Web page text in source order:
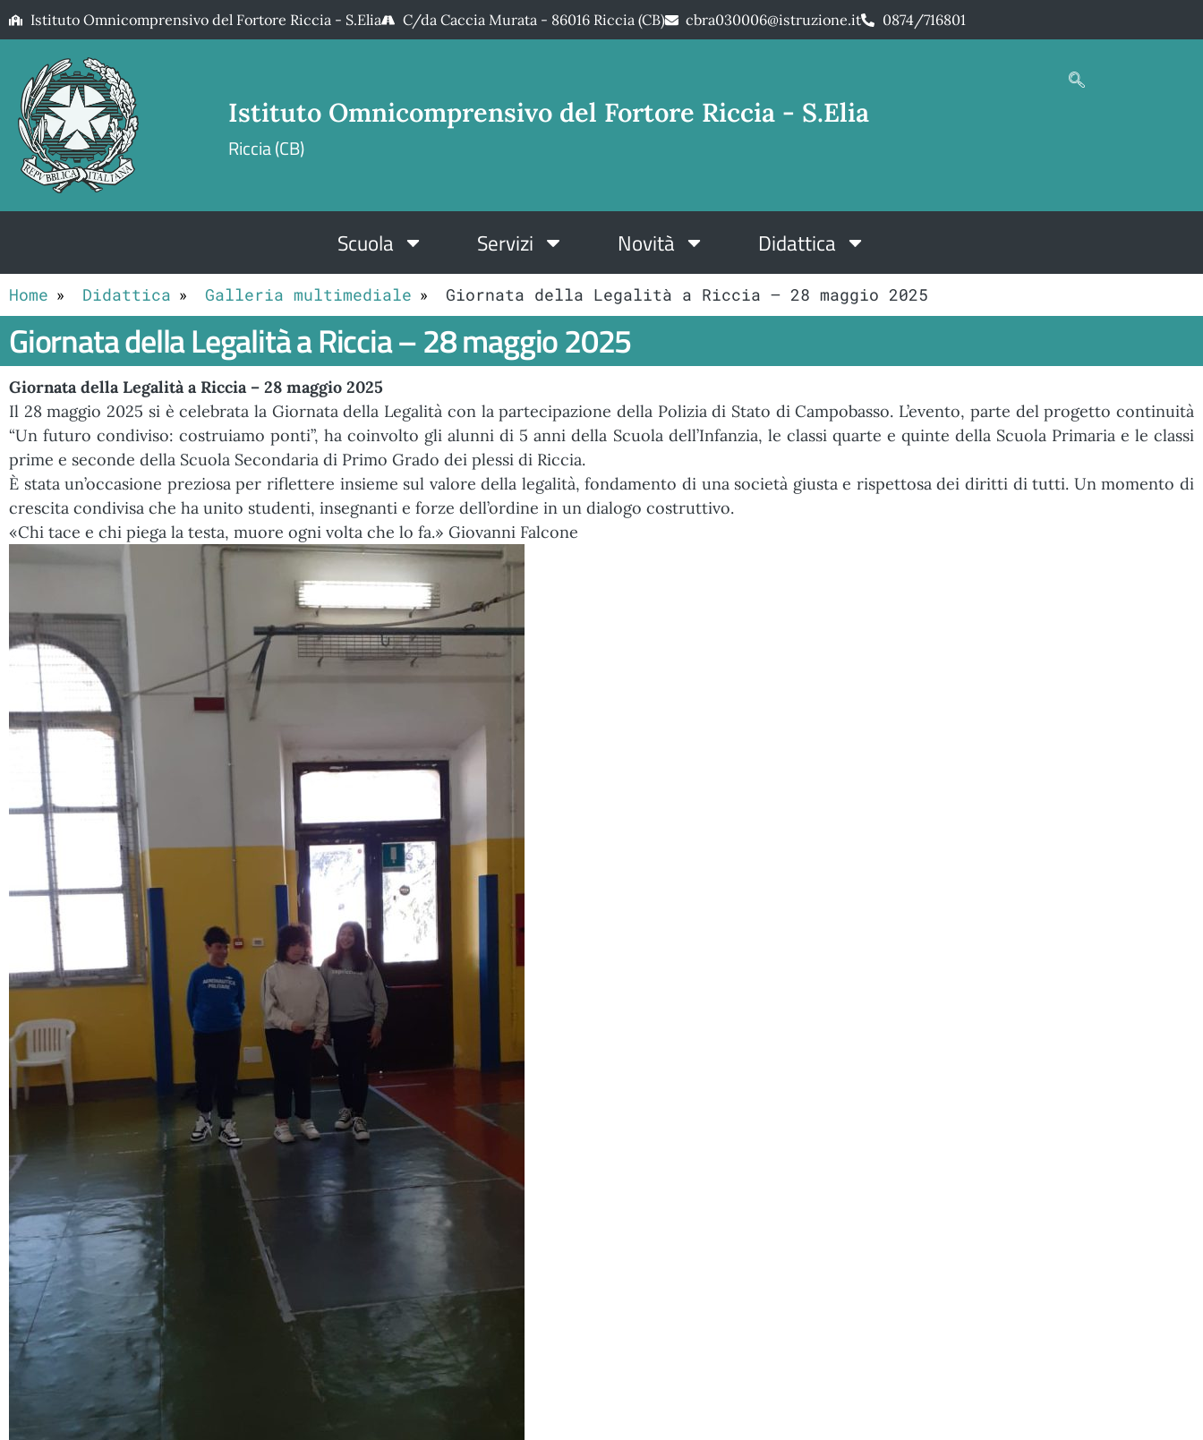
Istituto Omnicomprensivo del Fortore Riccia - S.Elia C/da Caccia Murata - 86016 Riccia (CB) cbra030006@istruzione.it 0874/716801
Istituto Omnicomprensivo del Fortore Riccia - S.Elia
Riccia (CB)
Scuola Servizi Novità Didattica
Home Didattica Galleria multimediale Giornata della Legalità a Riccia – 28 maggio 2025
Giornata della Legalità a Riccia – 28 maggio 2025
Giornata della Legalità a Riccia – 28 maggio 2025
Il 28 maggio 2025 si è celebrata la Giornata della Legalità con la partecipazione della Polizia di Stato di Campobasso. L’evento, parte del progetto continuità
“Un futuro condiviso: costruiamo ponti”, ha coinvolto gli alunni di 5 anni della Scuola dell’Infanzia, le classi quarte e quinte della Scuola Primaria e le classi
prime e seconde della Scuola Secondaria di Primo Grado dei plessi di Riccia.
È stata un’occasione preziosa per riflettere insieme sul valore della legalità, fondamento di una società giusta e rispettosa dei diritti di tutti. Un momento di
crescita condivisa che ha unito studenti, insegnanti e forze dell’ordine in un dialogo costruttivo.
«Chi tace e chi piega la testa, muore ogni volta che lo fa.» Giovanni Falcone